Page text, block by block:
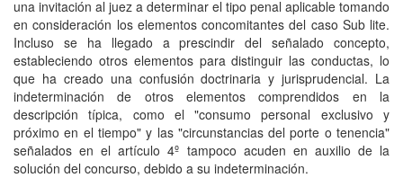
una invitación al juez a determinar el tipo penal aplicable tomando
en consideración los elementos concomitantes del caso Sub lite.
Incluso se ha llegado a prescindir del señalado concepto,
estableciendo otros elementos para distinguir las conductas, lo
que ha creado una confusión doctrinaria y jurisprudencial. La
indeterminación de otros elementos comprendidos en la
descripción típica, como el "consumo personal exclusivo y
próximo en el tiempo" y las "circunstancias del porte o tenencia"
señalados en el artículo 4º tampoco acuden en auxilio de la
solución del concurso, debido a su indeterminación.